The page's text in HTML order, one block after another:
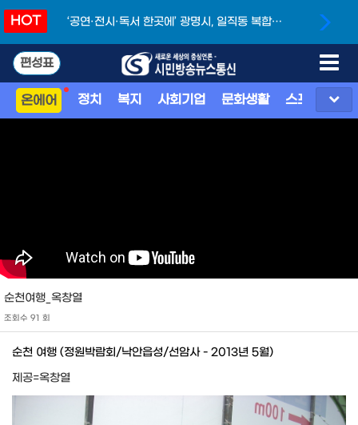
HOT
소상인 통합지원 본격화 ‘시흥상권현장지원단’
편성표
온에어 정치 복지 사회기업 문화생활 스포츠 지
순천여행_옥창열
조회수 91 회
순천 여행 (정원박람회/낙안읍성/선암사 - 2013년 5월)
제공=옥창열